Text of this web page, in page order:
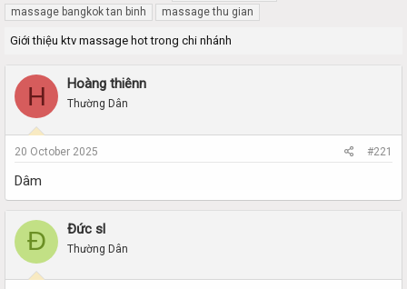
h
r
e
s
t
r
t
r
t
a
r
a
t
massage bangkok tan binh
massage thu gian
Giới thiệu ktv massage hot trong chi nhánh
H Hoàng thiênn
Thường Dân
20 October 2025 #221
Dâm
Đ Đức sl
Thường Dân